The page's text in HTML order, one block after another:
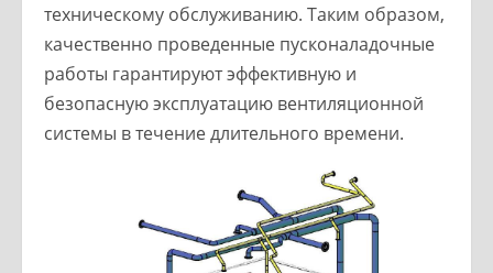
техническому обслуживанию. Таким образом,
качественно проведенные пусконаладочные
работы гарантируют эффективную и
безопасную эксплуатацию вентиляционной
системы в течение длительного времени.